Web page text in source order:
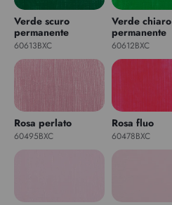
Verde scuro
permanente
60613BXC
Verde chiaro
permanente
60612BXC
Rosa perlato
60495BXC
Rosa fluo
60478BXC